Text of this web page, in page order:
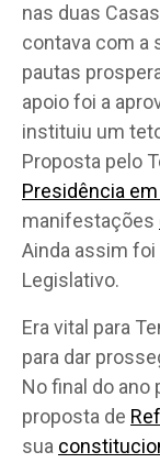
nas duas
contava com a
pautas
apoio foi a
instituiu um
Proposta pelo
Presidência
manifestações
Ainda assim
Legislativo.
Era vital para
para dar
No final do ano
proposta de
sua